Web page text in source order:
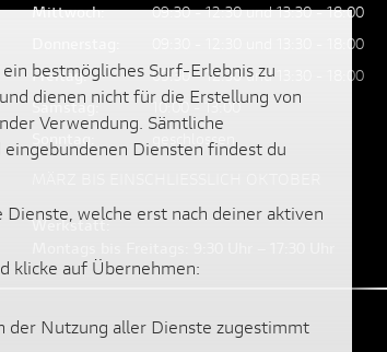
Mittwoch:
09:30 - 12:30 und 13:30 - 18:00
09:30 - 12:30 und 13:30 - 18:00
Freitag:
09:30 - 12:30 und 13:30 - 18:00
Samstag:
10:00 - 13:00
Sonntag:
geschlossen
Werkstatt:
bestmögliches Surf-Erlebnis zu
dienen nicht für die Erstellung von
Verwendung. Sämtliche
Diensten findest du
welche erst nach deiner aktiven
klicke auf Übernehmen:
der Nutzung aller Dienste zugestimmt